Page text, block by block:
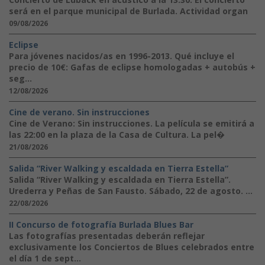
será en el parque municipal de Burlada. Actividad organ
09/08/2026
Eclipse
Para jóvenes nacidos/as en 1996-2013. Qué incluye el
precio de 10€: Gafas de eclipse homologadas + autobús +
seg...
12/08/2026
Cine de verano. Sin instrucciones
Cine de Verano: Sin instrucciones. La película se emitirá a
las 22:00 en la plaza de la Casa de Cultura. La pel�
21/08/2026
Salida “River Walking y escaldada en Tierra Estella”
Salida “River Walking y escaldada en Tierra Estella”.
Urederra y Peñas de San Fausto. Sábado, 22 de agosto. ...
22/08/2026
II Concurso de fotografía Burlada Blues Bar
Las fotografías presentadas deberán reflejar
exclusivamente los Conciertos de Blues celebrados entre
el día 1 de sept...